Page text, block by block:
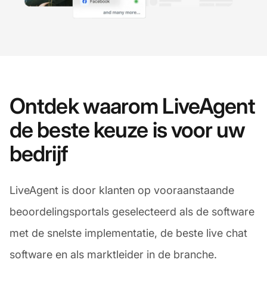
Ontdek waarom LiveAgent
de beste keuze is voor uw
bedrijf
LiveAgent is door klanten op vooraanstaande
beoordelingsportals geselecteerd als de software
met de snelste implementatie, de beste live chat
software en als marktleider in de branche.